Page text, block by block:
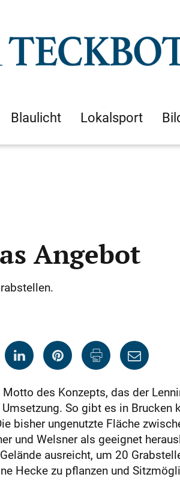
Blaulicht Lokalsport
Angebot
des Konzepts, das der
So gibt es in Brucken
bisher ungenutzte Fläche
und Welsner als geeignet
ausreicht, um 20
Hecke zu pflanzen und